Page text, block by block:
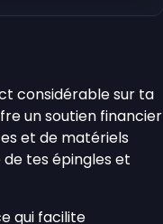
considérable sur ta
un soutien financier
et de matériels
tes épingles et
qui facilite